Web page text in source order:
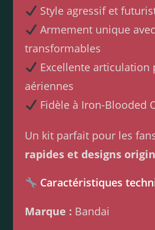
Style agressif et
Armement unique
transformables
Excellente articulation
aériennes
Fidèle à Iron-Blooded
Un kit parfait pour les
rapides et designs
Caractéristiques
Marque : Bandai